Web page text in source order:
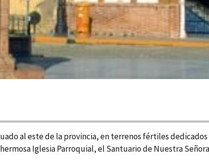
al este de la provincia, en terrenos fértiles
Iglesia Parroquial, el Santuario de Nuestra